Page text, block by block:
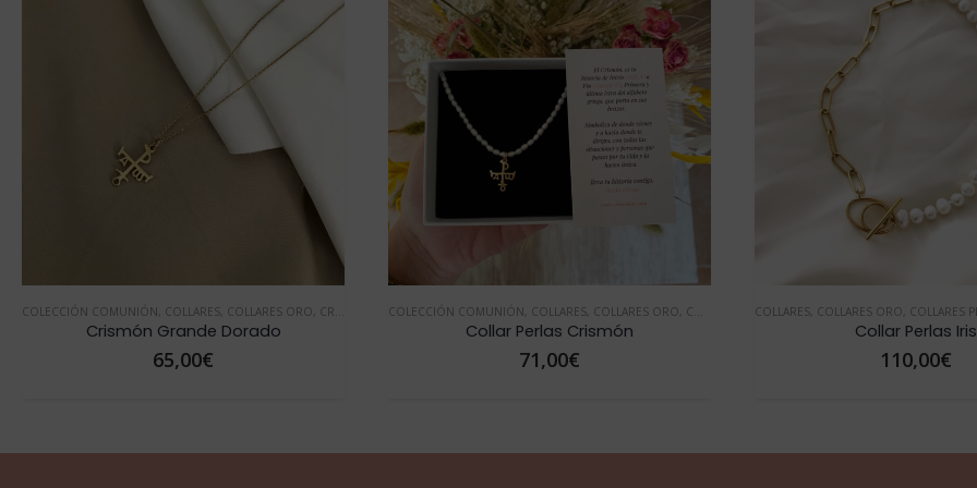
CON PERLAS,VER TODOS COLLARES
JOYAS CON PERLAS,VER TODOS COLLARES
COLECCIÓN COMUNIÓN COLLARES COLLARES ORO CRISMÓN CRISMÓN ORO,DÍA DE LA MADRE,VER TODOS COLLARES VER TODOS CRISMÓN
Crismón Grande Dorado
65,00€
COLECCIÓN COMUNIÓN COLLARES COLLARES ORO COLLARES PERLAS ,CRISMÓN,CRISMÓN ORO,DÍA
Collar Perlas Crismón
71,00€
COLLARES COLLARES ORO COLLARES
Collar Perlas Iris
110,00€